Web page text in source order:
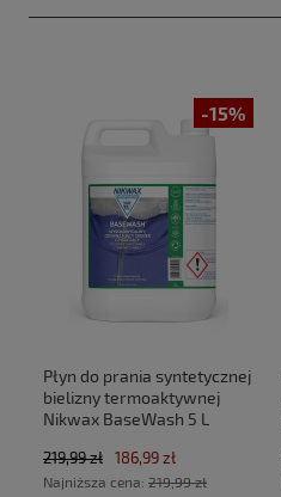
-15%
Płyn do prania syntetycznej
bielizny termoaktywnej
Nikwax BaseWash 5 L
219,99 zł 186,99 zł
Najniższa cena: 219,99 zł